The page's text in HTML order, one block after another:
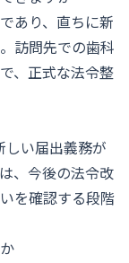
あり、直ちに新
訪問先での歯科
、正式な法令整
しい届出義務が
、今後の法令改
を確認する段階